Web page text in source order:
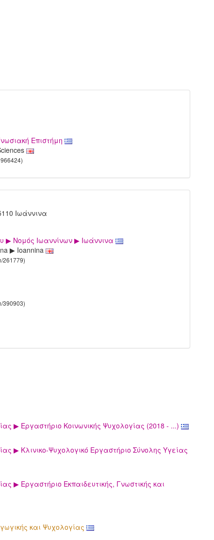
Επιστήμη
Ιωάννινα
▶ Νομός Ιωαννίνων ▶ Ιωάννινα
▶ Ioannina
261779)
390903)
▶ Εργαστήριο Κοινωνικής Ψυχολογίας (2018 - ...)
▶ Κλινικο-Ψυχολογικό Εργαστήριο Σύνολης Υγείας
▶ Εργαστήριο Εκπαιδευτικής, Γνωστικής και
και Ψυχολογίας